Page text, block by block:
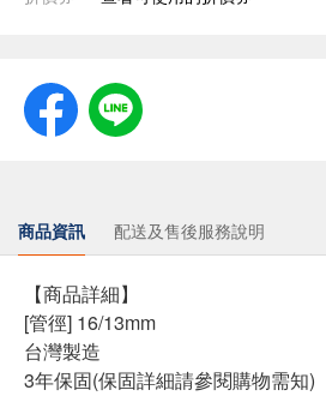
商品資訊 配送及售後服務說明
【商品詳細】
[管徑] 16/13mm
台灣製造
3年保固(保固詳細請參閱購物需知)